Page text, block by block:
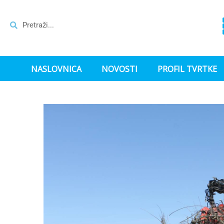
NASLOVNICA NOVOSTI PROFIL TVRTKE